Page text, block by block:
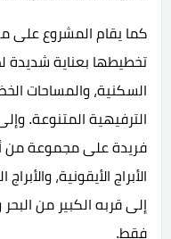
كما يقام المشروع على
تخطيطها بعناية شديدة
السكنية، والمساحات
الترفيهية المتنوعة.
فريدة على مجموعة من
الأبراج الأيقونية،
إلى قربه الكبير من
فقط.